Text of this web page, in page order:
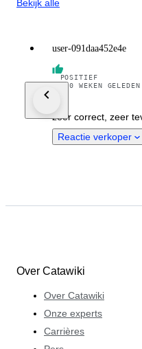
Bekijk alle
user-091daa452e4e
POSITIEF
10 WEKEN GELEDEN
zeer correct, zeer
Reactie verkoper
Over Catawiki
Over Catawiki
Onze experts
Carrières